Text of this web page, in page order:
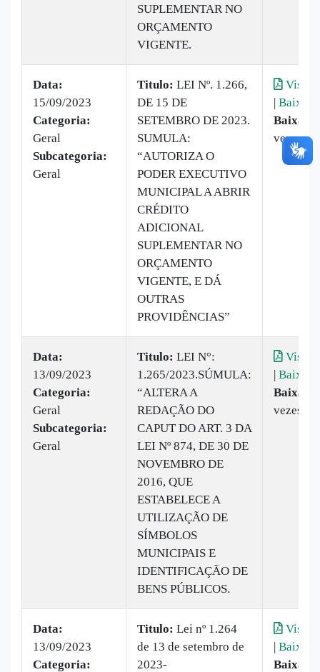
SUPLEMENTAR NO
ORÇAMENTO
VIGENTE.
Data:
15/09/2023
Categoria:
Geral
Subcategoria:
Geral
Titulo: LEI Nº. 1.266,
DE 15 DE
SETEMBRO DE 2023.
SUMULA:
“AUTORIZA O
PODER EXECUTIVO
MUNICIPAL A ABRIR
CRÉDITO
ADICIONAL
SUPLEMENTAR NO
ORÇAMENTO
VIGENTE, E DÁ
OUTRAS
PROVIDÊNCIAS”
| Baixar
vezes
Data:
13/09/2023
Categoria:
Geral
Subcategoria:
Geral
Titulo: ​LEI N°:
1.265/2023.SÚMULA:
“ALTERA A
REDAÇÃO DO
CAPUT DO ART. 3 DA
LEI Nº 874, DE 30 DE
NOVEMBRO DE
2016, QUE
ESTABELECE A
UTILIZAÇÃO DE
SÍMBOLOS
MUNICIPAIS E
IDENTIFICAÇÃO DE
BENS PÚBLICOS.
| Baixar
vezes
Data:
13/09/2023
Categoria:
Titulo: ​Lei nº 1.264
de 13 de setembro de
2023-
| Baixar